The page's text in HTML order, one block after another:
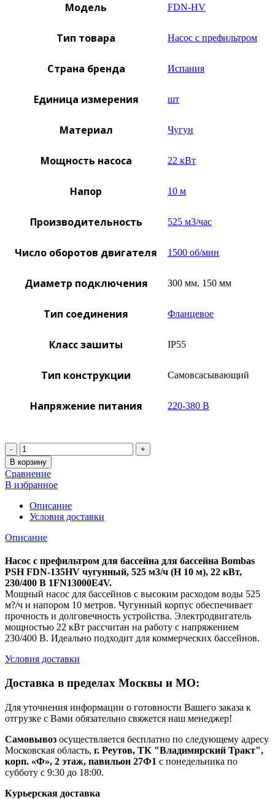
Модель FDN-HV
Тип товара Насос с префильтром
Страна бренда Испания
Единица измерения шт
Материал Чугун
Мощность насоса 22 кВт
Напор 10 м
Производительность 525 м3/час
Число оборотов двигателя 1500 об/мин
Диаметр подключения 300 мм. 150 мм
Тип соединения Фланцевое
Класс зашиты IP55
Тип конструкции Самовсасывающий
Напряжение питания 220-380 В
Количество
В корзину
Сравнение
В избранное
Описание
Условия доставки
Описание
Насос с префильтром для бассейна для бассейна Bombas
PSH FDN-135HV чугунный, 525 м3/ч (H 10 м), 22 кВт,
230/400 B 1FN13000E4V.
Мощный насос для бассейнов с высоким расходом воды 525
м?/ч и напором 10 метров. Чугунный корпус обеспечивает
прочность и долговечность устройства. Электродвигатель
мощностью 22 кВт рассчитан на работу с напряжением
230/400 В. Идеально подходит для коммерческих бассейнов.
Условия доставки
Доставка в пределах Москвы и МО:
Для уточнения информации о готовности Вашего заказа к
отгрузке с Вами обязательно свяжется наш менеджер!
Самовывоз осуществляется бесплатно по следующему адресу
Московская область, г. Реутов, ТК "Владимирский Тракт",
корп. «Ф», 2 этаж, павильон 27Ф1 с понедельника по
субботу с 9:30 до 18:00.
Курьерская доставка